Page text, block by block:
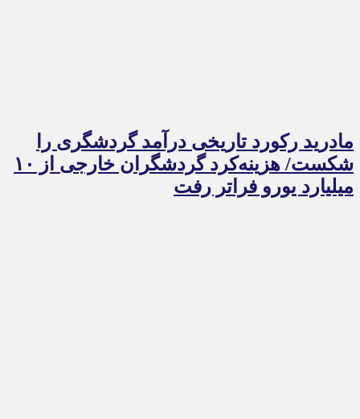
مادرید رکورد تاریخی درآمد گردشگری را
شکست/ هزینه‌کرد گردشگران خارجی از ۱۰
میلیارد یورو فراتر رفت